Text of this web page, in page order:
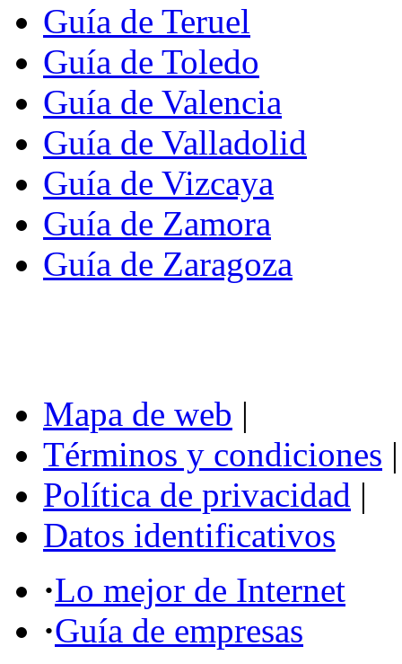
Guía de Teruel
Guía de Toledo
Guía de Valencia
Guía de Valladolid
Guía de Vizcaya
Guía de Zamora
Guía de Zaragoza
Mapa de web |
Términos y condiciones |
Política de privacidad |
Datos identificativos
·Lo mejor de Internet
·Guía de empresas